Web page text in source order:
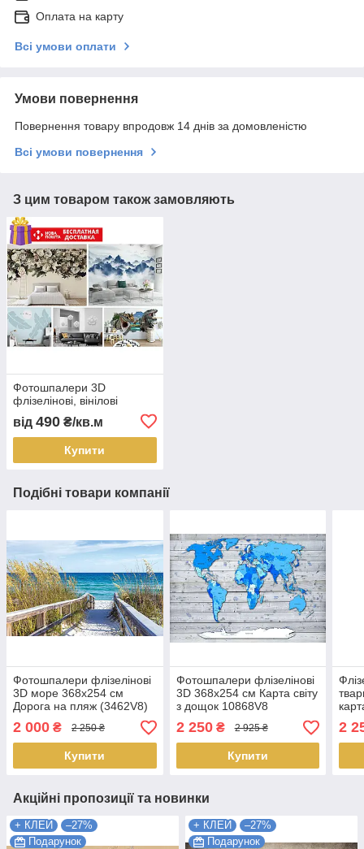
Оплата на карту
Всі умови оплати
Умови повернення
Повернення товару впродовж 14 днів за домовленістю
Всі умови повернення
З цим товаром також замовляють
Фотошпалери 3D
флізелінові, вінілові
від 490 ₴/кв.м
Купити
Подібні товари компанії
Фотошпалери флізелінові
3D море 368x254 см
Дорога на пляж (3462V8)
Найкраща якість
2 000 ₴ 2 250 ₴
Купити
Фотошпалери флізелінові
3D 368x254 см Карта світу
з дощок 10868V8
Найкраща якість
2 250₴ 2 925 ₴
Купити
2
Акційні пропозиції та новинки
+ КЛЕЙ
–27%
Подарунок
+ КЛЕЙ
–27%
Подарунок